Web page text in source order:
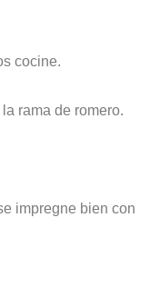
cocine.
rama de romero.
impregne bien con